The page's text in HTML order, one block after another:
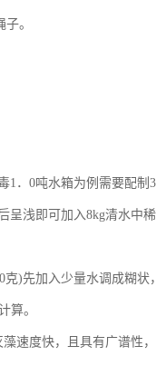
。
．0吨水箱为例需要配制
呈浅即可加入8kg清水中
)先加入少量水调成糊
算。
快，且具有广谱性，